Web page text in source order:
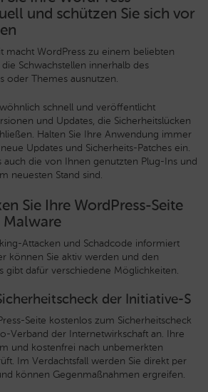
und schützen Sie sich vor
macht WordPress zu einem beliebten
Schwachstellen innerhalb des
oder Themes ausnutzen.
schnell und veröffentlicht
und Updates, die Sicherheitslücken
Halten Sie Ihre Anwendung immer
Updates und Sicherheits-Patches ein.
auch die von Ihnen genutzten Plug-Ins und
neuesten Stand sind.
Sie Ihre WordPress-Seite
Attacken und Schadcode informiert
können Sie aktiv werden und den
gibt dafür verschiedene Möglichkeiten.
der Initiative-S
Seite kostenlos zum Sicherheitscheck
Verband der Internetwirkschaft an. Ihre
und kostenfrei nach unbemerkten
Im Verdachtsfall werden Sie direkt per
können Gegenmaßnahmen ergreifen.